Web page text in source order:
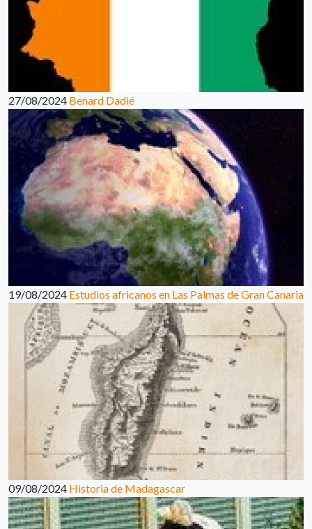
27/08/2024 Benard Dadié
19/08/2024 Estudios africanos en Las Palmas de Gran Canaria
09/08/2024 Historia de Madagascar